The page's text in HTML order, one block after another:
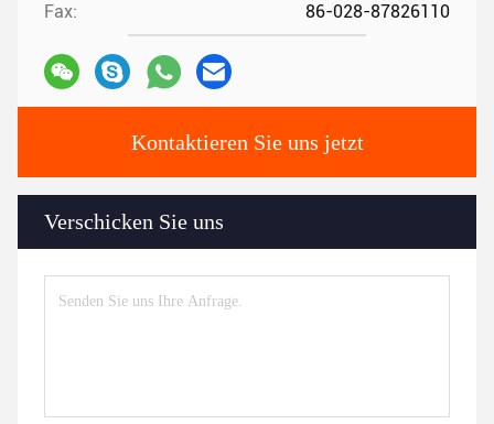
Fax: 86-028-87826110
Kontaktieren Sie uns jetzt
Verschicken Sie uns